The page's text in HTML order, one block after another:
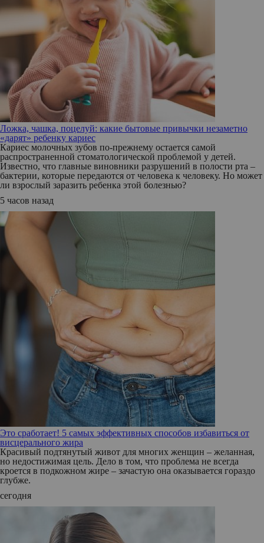
Ложка, чашка, поцелуй: какие бытовые привычки незаметно
«дарят» ребенку кариес
Кариес молочных зубов по-прежнему остается самой
распространенной стоматологической проблемой у детей.
Известно, что главные виновники разрушений в полости рта –
бактерии, которые передаются от человека к человеку. Но может
ли взрослый заразить ребенка этой болезнью?
5 часов назад
Это сработает! 5 самых эффективных способов избавиться от
висцерального жира
Красивый подтянутый живот для многих женщин – желанная,
но недостижимая цель. Дело в том, что проблема не всегда
кроется в подкожном жире – зачастую она оказывается гораздо
глубже.
сегодня